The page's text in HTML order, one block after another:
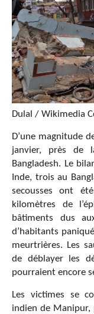
Dulal / Wikimedia
D’une magnitude
janvier, près de
Bangladesh. Le
Inde, trois au
secousses ont
kilomètres de
bâtiments dus
d’habitants
meurtrières. Les
de déblayer les
pourraient encore
Les victimes se
indien de Manipur,